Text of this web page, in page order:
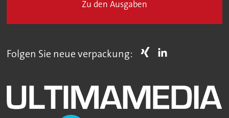
Zu den Ausgaben
Folgen Sie neue verpackung: